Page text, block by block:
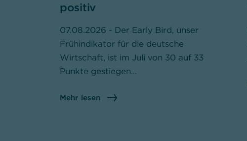
positiv
07.08.2026 - Der Early Bird, unser
Frühindikator für die deutsche
Wirtschaft, ist im Juli von 30 auf 33
Punkte gestiegen...
Mehr lesen